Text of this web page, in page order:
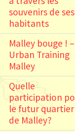
souvenirs de ses
habitants
Malley bouge ! –
Urban Training
Malley
Quelle
participation
le futur quartier
de Malley?